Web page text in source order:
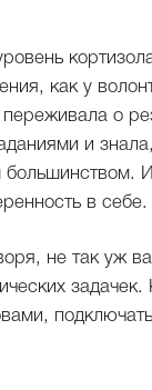
как у
о
и
И
в себе.
не так уж